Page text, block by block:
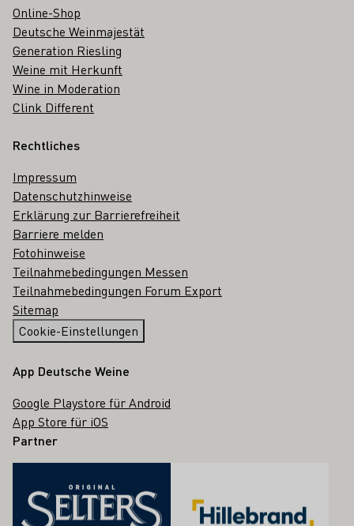
Online-Shop
Deutsche Weinmajestät
Generation Riesling
Weine mit Herkunft
Wine in Moderation
Clink Different
Rechtliches
Impressum
Datenschutzhinweise
Erklärung zur Barrierefreiheit
Barriere melden
Fotohinweise
Teilnahmebedingungen Messen
Teilnahmebedingungen Forum Export
Sitemap
Cookie-Einstellungen
App Deutsche Weine
Google Playstore für Android
App Store für iOS
Partner